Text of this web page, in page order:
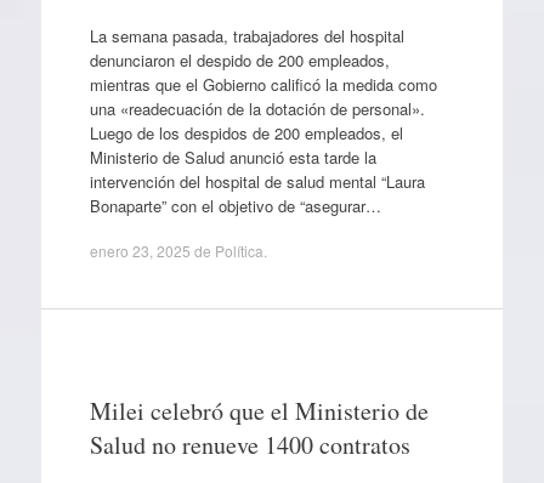
La semana pasada, trabajadores del hospital
denunciaron el despido de 200 empleados,
mientras que el Gobierno calificó la medida como
una «readecuación de la dotación de personal».
Luego de los despidos de 200 empleados, el
Ministerio de Salud anunció esta tarde la
intervención del hospital de salud mental “Laura
Bonaparte” con el objetivo de “asegurar…
enero 23, 2025 de Política
Milei celebró que el Ministerio de
Salud no renueve 1400 contratos